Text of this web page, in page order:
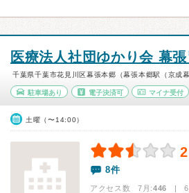
医療法人社団ゆかり会 幕
千葉県千葉市花見川区幕張本郷（幕張本郷駅（京成
駐車場あり 電子決済可 マイナ受付
土曜（〜14:00）
8件
アクセス数 7月:446 | 6